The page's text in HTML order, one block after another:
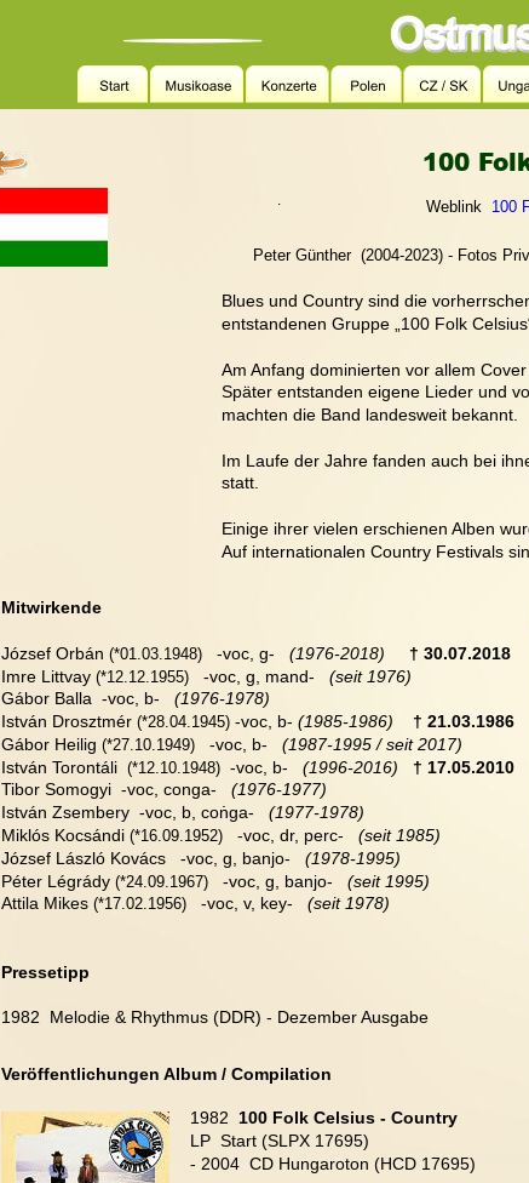
100
Peter Günther  (2004-2023) - Fotos
.
Blues und Country sind die
entstandenen Gruppe „100 Folk
Am Anfang dominierten vor allem
Später entstanden eigene Lieder und
machten die Band landesweit bekannt.
Im Laufe der Jahre fanden auch bei
statt.
Einige ihrer vielen erschienen Alben
Auf internationalen Country Festivals
1982 100 Folk Celsius - Country
LP  Start (SLPX 17695)
- 2004  CD Hungaroton (HCD 17695)
Veröffentlichungen Album / Compilation
   Weblink
100
Mitwirkende
József Orbán (*01.03.1948)
   -voc, g-
(1976-2018)
† 30.07.2018
Imre Littvay (*12.12.1955)
   -voc, g, mand-
(seit 1976)
Gábor Balla  -voc, b-
(1976-1978)
István Drosztmér (*28.04.1945) -voc, b- (1985-1986)
† 21.03.1986
Gábor Heilig (*27.10.1949)
   -voc, b-
(1987-1995 / seit 2017)
István Torontáli (*12.10.1948)
  -voc, b-
(1996-2016)
† 17.05.2010
Tibor Somogyi  -voc, conga-
(1976-1977)
István Zsembery  -voc, b, conga-
(1977-1978)
Miklós Kocsándi (*16.09.1952)
   -voc, dr, perc-
(seit 1985)
József László Kovács   -voc, g, banjo-
(1978-1995)
Péter Légrády (*24.09.1967)
   -voc, g, banjo-
(seit 1995)
Attila Mikes (*17.02.1956)
   -voc, v, key-
(seit 1978)
Pressetipp
1982  Melodie & Rhythmus (DDR) - Dezember Ausgabe